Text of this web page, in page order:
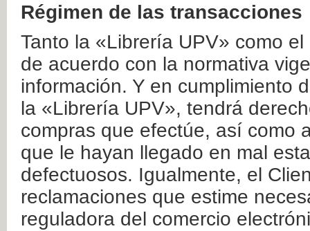
Régimen de las transacciones
Tanto la «Librería UPV» como
de acuerdo con la normativa
información. Y en cumplimiento
la «Librería UPV», tendrá
compras que efectúe, así como
que le hayan llegado en mal
defectuosos. Igualmente, el
reclamaciones que estime
reguladora del comercio